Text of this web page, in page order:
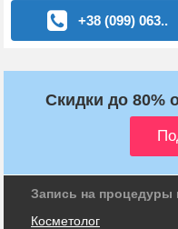
+38 (099) 063..
Скидки до 80%
Запись на процедуры
Косметолог